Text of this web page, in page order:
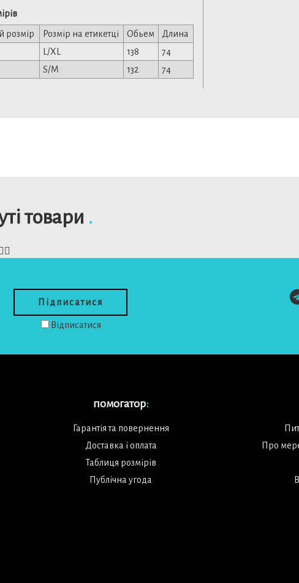
розмір Розмір на етикетці Обьем
Длина
L/XL 138
74
S/M 132 74
товари .
Відписатися
помогатор:
Гарантія та повернення
Доставка і оплата
Таблиця розмірів
Публічна угода
Про